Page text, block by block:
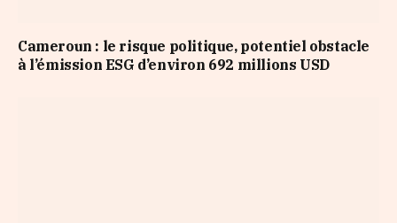
Cameroun : le risque politique, potentiel obstacle
à l’émission ESG d’environ 692 millions USD